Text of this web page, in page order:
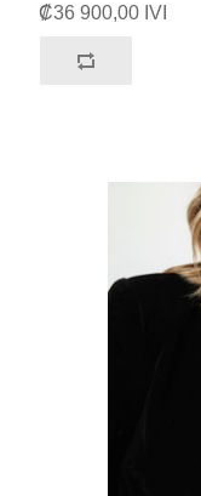
₡36 900,00 IVI